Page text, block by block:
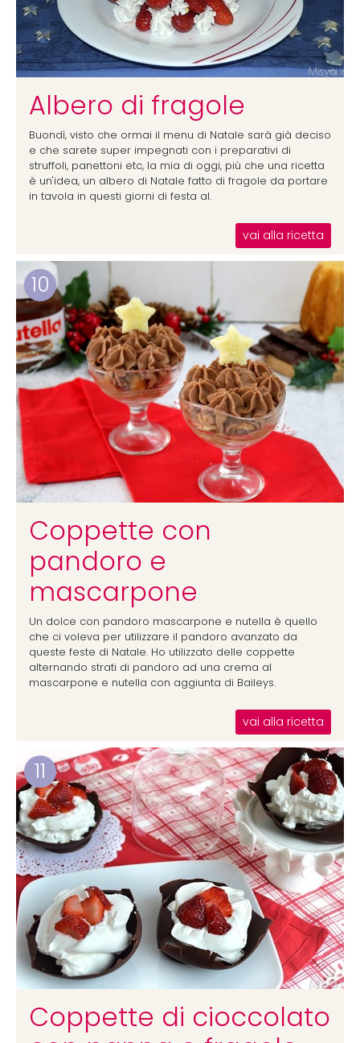
Albero di fragole
Buondì, visto che ormai il menu di Natale sarà già deciso
e che sarete super impegnati con i preparativi di
struffoli, panettoni etc, la mia di oggi, più che una ricetta
è un'idea, un albero di Natale fatto di fragole da portare
in tavola in questi giorni di festa al.
vai alla ricetta
10
Coppette con
pandoro e
mascarpone
Un dolce con pandoro mascarpone e nutella è quello
che ci voleva per utilizzare il pandoro avanzato da
queste feste di Natale. Ho utilizzato delle coppette
alternando strati di pandoro ad una crema al
mascarpone e nutella con aggiunta di Baileys.
vai alla ricetta
11
Coppette di cioccolato